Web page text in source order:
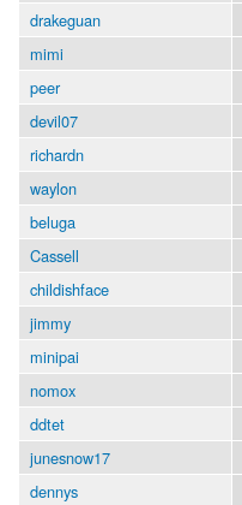
drakeguan
mimi
peer
devil07
richardn
waylon
beluga
Cassell
childishface
jimmy
minipai
nomox
ddtet
junesnow17
dennys